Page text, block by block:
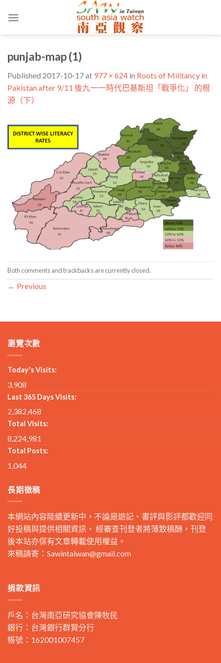
punjab-map (1)
Published 2017-10-17at 977 × 624 in Roots of Militancy in
Pakistan after 9/11 後九一一時代巴基斯坦「戰爭化」 的根
源（下）
Both comments and trackbacks are currently closed.
← Previous
瀏覽次數
Today's Visits:
3,908
Last 365 Days Visits:
2,382,468
Total Visits:
8,224,981
Total Posts:
1,044
長期徵稿
本網站內容陸續更新中，不論是遊記、書評與影評都歡迎同
好投稿與提供相關資訊， 經審查刊登者將薄致稿酬，刊登
後本站亦保有文章轉載使用權益。
來稿請寄： Sawintaiwan@gmail.com
捐款資訊
戶名：台灣南亞研究協會陳牧民
銀行：台灣銀行群賢分行
帳號：162001007457